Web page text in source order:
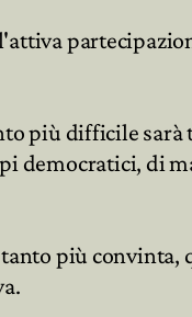
più difficile
democratici, di
più